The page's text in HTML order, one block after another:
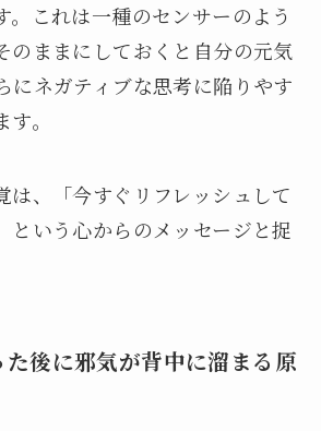
。これは一種のセンサーのよう
のままにしておくと自分の元気
にネガティブな思考に陥りやす
。
は、「今すぐリフレッシュして
という心からのメッセージと捉
後に邪気が背中に溜まる原